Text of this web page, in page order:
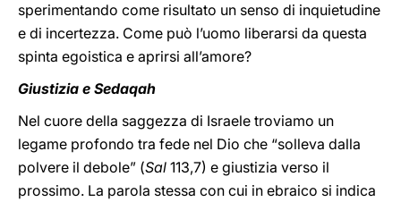
sperimentando come risultato un senso di inquietudine
e di incertezza. Come può l’uomo liberarsi da questa
spinta egoistica e aprirsi all’amore?
Giustizia e Sedaqah
Nel cuore della saggezza di Israele troviamo un
legame profondo tra fede nel Dio che “solleva dalla
polvere il debole” (Sal 113,7) e giustizia verso il
prossimo. La parola stessa con cui in ebraico si indica